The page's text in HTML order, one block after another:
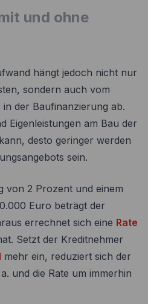
und ohne
hängt jedoch nicht nur
sondern auch vom
in der Baufinanzierung ab.
Eigenleistungen am Bau der
desto geringer werden
sein.
von 2 Prozent und einem
Euro beträgt der
errechnet sich eine Rate
Setzt der Kreditnehmer
mehr ein, reduziert sich der
und die Rate um immerhin